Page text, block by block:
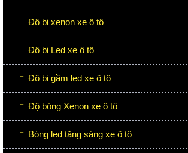
Độ bi xenon xe ô tô
Độ bi Led xe ô tô
Độ bi gầm led xe ô tô
Độ bóng Xenon xe ô tô
Bóng led tăng sáng xe ô tô